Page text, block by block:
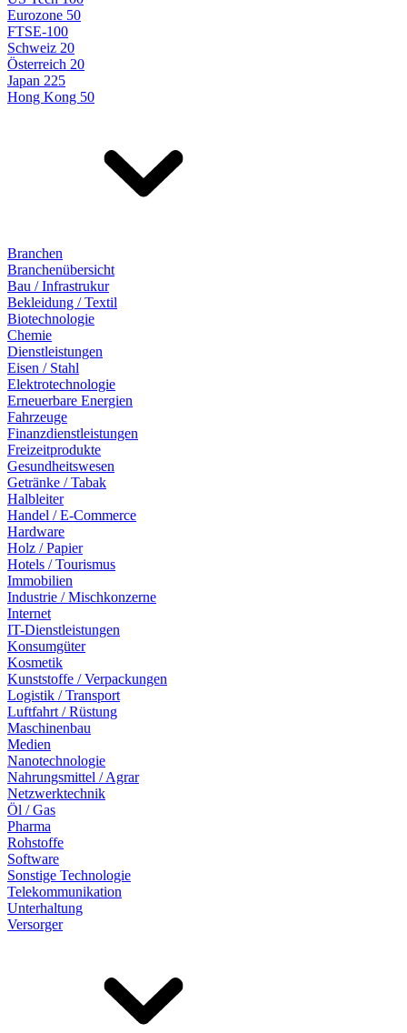
Eurozone 50
FTSE-100
Schweiz 20
Österreich 20
Japan 225
Hong Kong 50
Branchen
Branchenübersicht
Bau / Infrastrukur
Bekleidung / Textil
Biotechnologie
Chemie
Dienstleistungen
Eisen / Stahl
Elektrotechnologie
Erneuerbare Energien
Fahrzeuge
Finanzdienstleistungen
Freizeitprodukte
Gesundheitswesen
Getränke / Tabak
Halbleiter
Handel / E-Commerce
Hardware
Holz / Papier
Hotels / Tourismus
Immobilien
Industrie / Mischkonzerne
Internet
IT-Dienstleistungen
Konsumgüter
Kosmetik
Kunststoffe / Verpackungen
Logistik / Transport
Luftfahrt / Rüstung
Maschinenbau
Medien
Nanotechnologie
Nahrungsmittel / Agrar
Netzwerktechnik
Öl / Gas
Pharma
Rohstoffe
Software
Sonstige Technologie
Telekommunikation
Unterhaltung
Versorger